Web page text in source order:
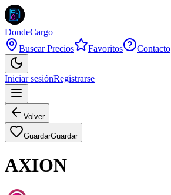
DondeCargo
Buscar Precios
Favoritos Contacto
Iniciar sesiónRegistrarse
Volver
GuardarGuardar
AXION